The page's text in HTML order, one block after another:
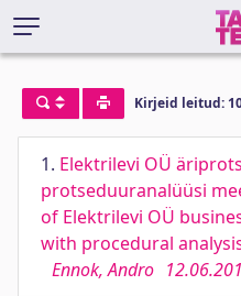
Kirjeid leitud:
1. Elektrilevi OÜ
protseduuranalüüsi
of Elektrilevi OÜ
with procedural
Ennok, Andro